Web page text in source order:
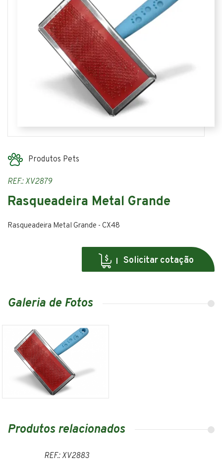
Produtos Pets
REF.: XV2879
Rasqueadeira Metal Grande
Rasqueadeira Metal Grande - CX48
Solicitar cotação
Galeria de Fotos
Produtos relacionados
REF.: XV2883